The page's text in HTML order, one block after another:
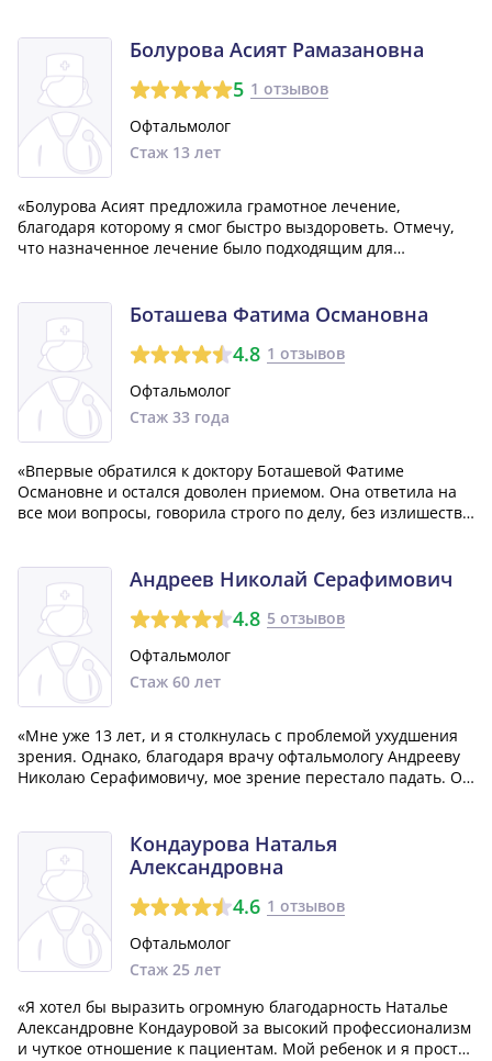
почти с нуля. Огромное спасибо...»
Болурова Асият Рамазановна
5 1 отзывов
Офтальмолог
Стаж 13 лет
«Болурова Асият предложила грамотное лечение,
благодаря которому я смог быстро выздороветь. Отмечу,
что назначенное лечение было подходящим для
Боташева Фатима Османовна
4.8 1 отзывов
Офтальмолог
Стаж 33 года
«Впервые обратился к доктору Боташевой Фатиме
Османовне и остался доволен приемом. Она ответила на
все мои вопросы, говорила строго по делу, без излишеств.
потребуется, обязательно ве...»
Андреев Николай Серафимович
4.8 5 отзывов
Офтальмолог
Стаж 60 лет
«Мне уже 13 лет, и я столкнулась с проблемой ухудшения
зрения. Однако, благодаря врачу офтальмологу Андрееву
Николаю Серафимовичу, мое зрение перестало падать. Он
Кондаурова Наталья
Александровна
4.6 1 отзывов
Офтальмолог
Стаж 25 лет
«Я хотел бы выразить огромную благодарность Наталье
Александровне Кондауровой за высокий профессионализм
и чуткое отношение к пациентам. Мой ребенок и я просто